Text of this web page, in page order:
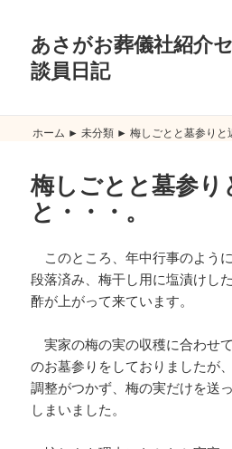
あさがお葬儀社紹介
談員日記
ホーム ► 未分類 ► 梅しごとと墓参りと
梅しごとと墓参り
と・・・。
このところ、年中行事のよう
段落済み、梅干し用に塩漬けし
酢が上がって来ています。
実家の梅の実の収穫に合わせ
のお墓参りをしておりましたが
調整がつかず、梅の実だけを送
しまいました。